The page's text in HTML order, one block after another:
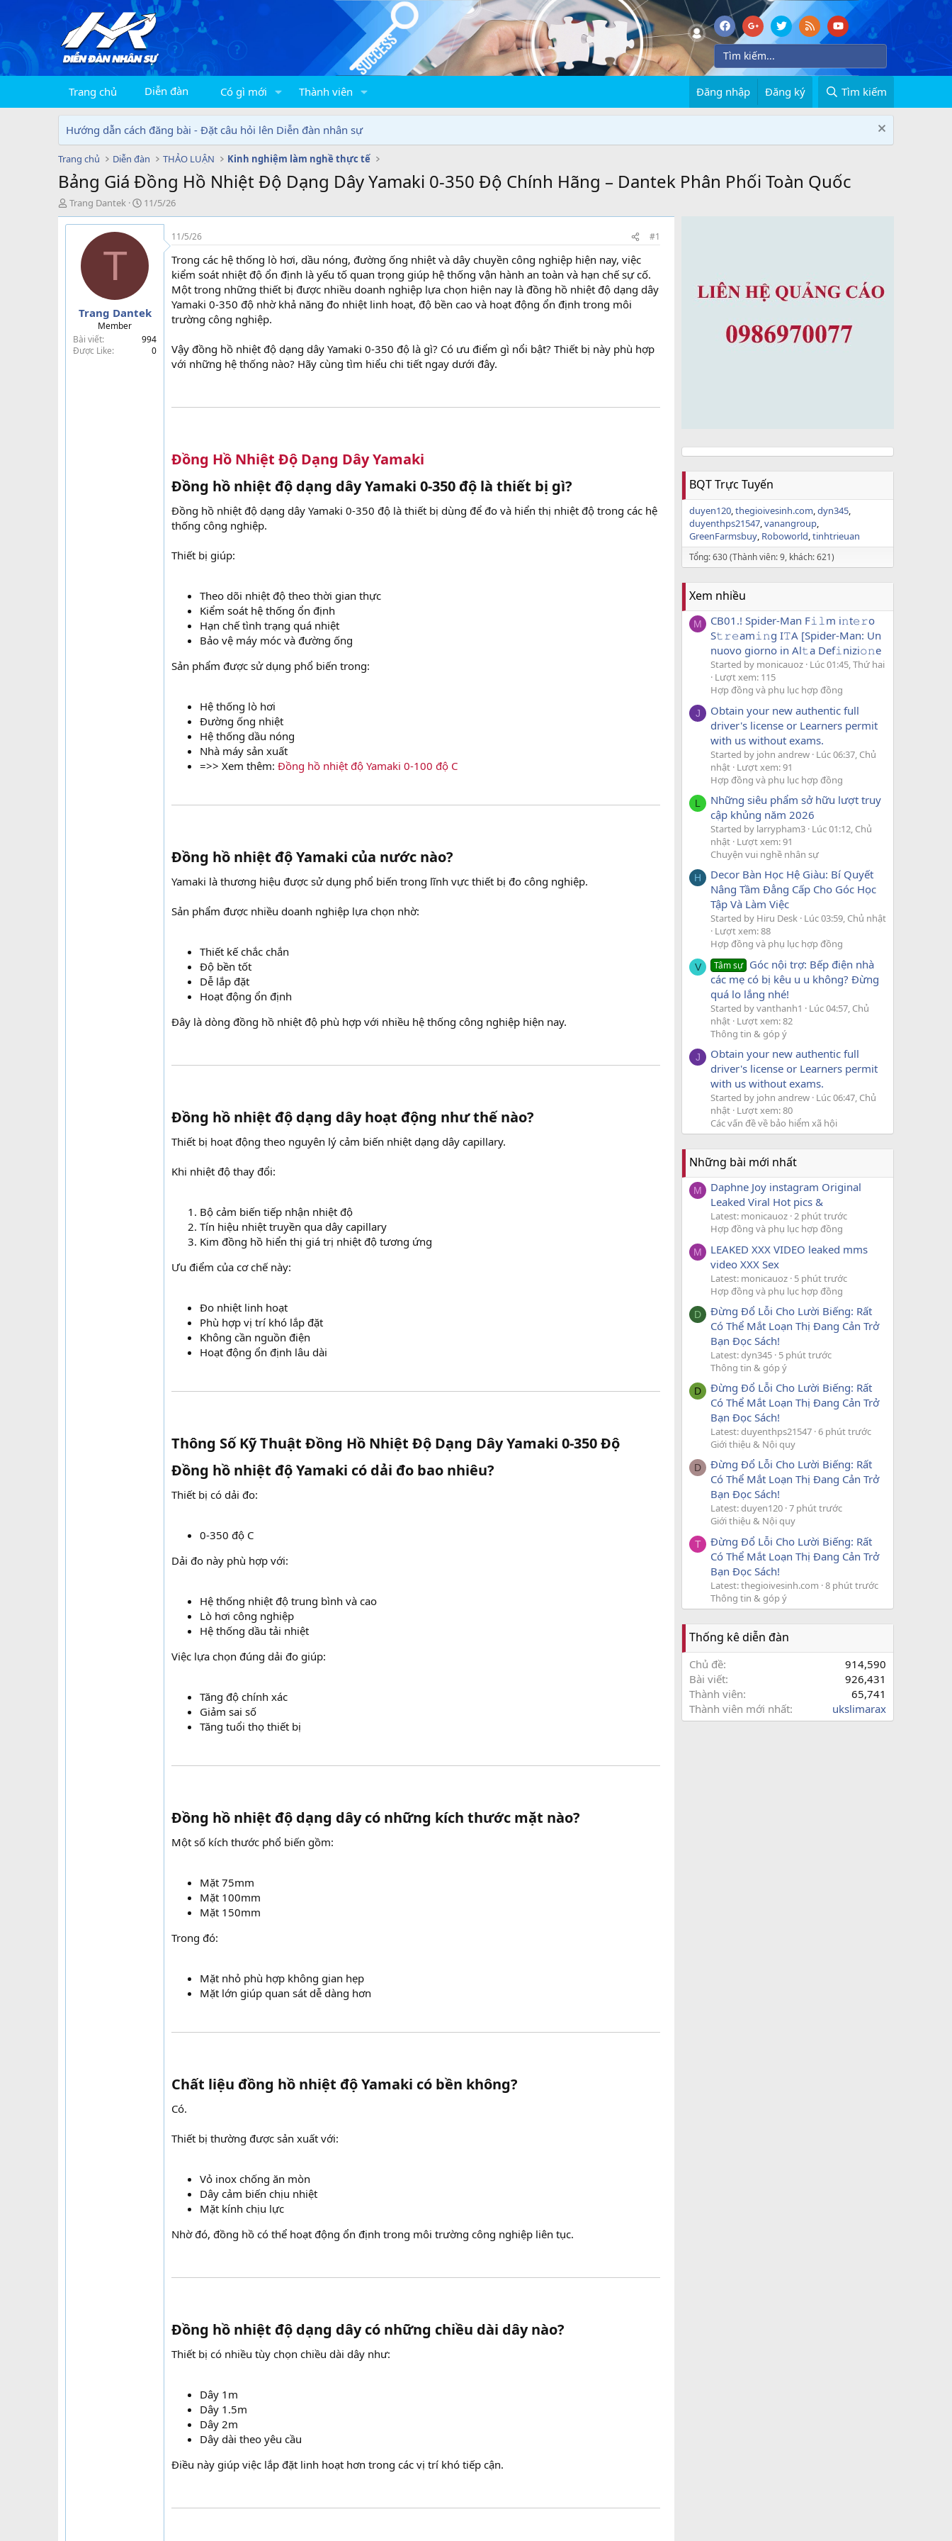
Trang chủ Diễn đàn Có gì mới Thành viên Đăng nhập Đăng ký Tìm kiếm
Hướng dẫn cách đăng bài - Đặt câu hỏi lên Diễn đàn nhân sự
Trang chủ Diễn đàn THẢO LUẬN Kinh nghiệm làm nghề thực tế
Bảng Giá Đồng Hồ Nhiệt Độ Dạng Dây Yamaki 0-350 Độ Chính Hãng – Dantek Phân Phối Toàn Quốc
T
h
r
Trang Dantek
N
g
à
g
ử
i
11/5/26
T
Trang Dantek
Member
Bài viết
994
Được Like
0
11/5/26 #1
Trong các hệ thống lò hơi, dầu nóng, đường ống nhiệt và dây chuyền công nghiệp hiện nay, việc
kiểm soát nhiệt độ ổn định là yếu tố quan trọng giúp hệ thống vận hành an toàn và hạn chế sự cố.
Một trong những thiết bị được nhiều doanh nghiệp lựa chọn hiện nay là đồng hồ nhiệt độ dạng dây
Yamaki 0-350 độ nhờ khả năng đo nhiệt linh hoạt, độ bền cao và hoạt động ổn định trong môi
trường công nghiệp.
Vậy đồng hồ nhiệt độ dạng dây Yamaki 0-350 độ là gì? Có ưu điểm gì nổi bật? Thiết bị này phù hợp
với những hệ thống nào? Hãy cùng tìm hiểu chi tiết ngay dưới đây.
Đồng Hồ Nhiệt Độ Dạng Dây Yamaki
Đồng hồ nhiệt độ dạng dây Yamaki 0-350 độ là thiết bị gì?​
Đồng hồ nhiệt độ dạng dây Yamaki 0-350 độ là thiết bị dùng để đo và hiển thị nhiệt độ trong các hệ
thống công nghiệp.
Thiết bị giúp:
Theo dõi nhiệt độ theo thời gian thực
Kiểm soát hệ thống ổn định
Hạn chế tình trạng quá nhiệt
Bảo vệ máy móc và đường ống
Sản phẩm được sử dụng phổ biến trong:
Hệ thống lò hơi
Đường ống nhiệt
Hệ thống dầu nóng
Nhà máy sản xuất
=>> Xem thêm: Đồng hồ nhiệt độ Yamaki 0-100 độ C
Đồng hồ nhiệt độ Yamaki của nước nào?​
Yamaki là thương hiệu được sử dụng phổ biến trong lĩnh vực thiết bị đo công nghiệp.
Sản phẩm được nhiều doanh nghiệp lựa chọn nhờ:
Thiết kế chắc chắn
Độ bền tốt
Dễ lắp đặt
Hoạt động ổn định
Đây là dòng đồng hồ nhiệt độ phù hợp với nhiều hệ thống công nghiệp hiện nay.
Đồng hồ nhiệt độ dạng dây hoạt động như thế nào?​
Thiết bị hoạt động theo nguyên lý cảm biến nhiệt dạng dây capillary.
Khi nhiệt độ thay đổi:
Bộ cảm biến tiếp nhận nhiệt độ
Tín hiệu nhiệt truyền qua dây capillary
Kim đồng hồ hiển thị giá trị nhiệt độ tương ứng
Ưu điểm của cơ chế này:
Đo nhiệt linh hoạt
Phù hợp vị trí khó lắp đặt
Không cần nguồn điện
Hoạt động ổn định lâu dài
Thông Số Kỹ Thuật Đồng Hồ Nhiệt Độ Dạng Dây Yamaki 0-350 Độ​
Đồng hồ nhiệt độ Yamaki có dải đo bao nhiêu?​
Thiết bị có dải đo:
0-350 độ C
Dải đo này phù hợp với:
Hệ thống nhiệt độ trung bình và cao
Lò hơi công nghiệp
Hệ thống dầu tải nhiệt
Việc lựa chọn đúng dải đo giúp:
Tăng độ chính xác
Giảm sai số
Tăng tuổi thọ thiết bị
Đồng hồ nhiệt độ dạng dây có những kích thước mặt nào?​
Một số kích thước phổ biến gồm:
Mặt 75mm
Mặt 100mm
Mặt 150mm
Trong đó:
Mặt nhỏ phù hợp không gian hẹp
Mặt lớn giúp quan sát dễ dàng hơn
Chất liệu đồng hồ nhiệt độ Yamaki có bền không?​
Có.
Thiết bị thường được sản xuất với:
Vỏ inox chống ăn mòn
Dây cảm biến chịu nhiệt
Mặt kính chịu lực
Nhờ đó, đồng hồ có thể hoạt động ổn định trong môi trường công nghiệp liên tục.
Đồng hồ nhiệt độ dạng dây có những chiều dài dây nào?​
Thiết bị có nhiều tùy chọn chiều dài dây như:
Dây 1m
Dây 1.5m
Dây 2m
Dây dài theo yêu cầu
Điều này giúp việc lắp đặt linh hoạt hơn trong các vị trí khó tiếp cận.
BQT Trực Tuyến
duyen120 thegioivesinh.com dyn345
duyenthps21547 vanangroup
GreenFarmsbuy Roboworld tinhtrieuan
Tổng: 630 (Thành viên: 9, khách: 621)
Xem nhiều
M
CB01.! Spider-Man F𝚒𝚕m i𝚗t𝚎𝚛o
S𝚝𝚛𝚎am𝚒𝚗g I𝚃A [Spider-Man: Un
nuovo giorno in Al𝚝a Def𝚒nizi𝚘𝚗e
Started by monicauoz Lúc 01:45, Thứ hai
Lượt xem: 115
Hợp đồng và phụ lục hợp đồng
J
Obtain your new authentic full
driver's license or Learners permit
with us without exams.
Started by john andrew Lúc 06:37, Chủ
nhật Lượt xem: 91
Hợp đồng và phụ lục hợp đồng
L
Những siêu phẩm sở hữu lượt truy
cập khủng năm 2026
Started by larrypham3 Lúc 01:12, Chủ
nhật Lượt xem: 91
Chuyện vui nghề nhân sự
H
Decor Bàn Học Hệ Giàu: Bí Quyết
Nâng Tầm Đẳng Cấp Cho Góc Học
Tập Và Làm Việc
Started by Hiru Desk Lúc 03:59, Chủ nhật
Lượt xem: 88
Hợp đồng và phụ lục hợp đồng
V Tâm sự Góc nội trợ: Bếp điện nhà
các mẹ có bị kêu u u không? Đừng
quá lo lắng nhé!
Started by vanthanh1
Lúc 04:57, Chủ
nhật Lượt xem: 82
Thông tin & góp ý
J
Obtain your new authentic full
driver's license or Learners permit
with us without exams.
Started by john andrew Lúc 06:47, Chủ
nhật Lượt xem: 80
Các vấn đề về bảo hiểm xã hội
Những bài mới nhất
M
Daphne Joy instagram Original
Leaked Viral Hot pics &
Latest: monicauoz 2 phút trước
Hợp đồng và phụ lục hợp đồng
M
LEAKED XXX VIDEO leaked mms
video XXX Sex
Latest: monicauoz 5 phút trước
Hợp đồng và phụ lục hợp đồng
D
Đừng Đổ Lỗi Cho Lười Biếng: Rất
Có Thể Mắt Loạn Thị Đang Cản Trở
Bạn Đọc Sách!
Latest: dyn345 5 phút trước
Thông tin & góp ý
D
Đừng Đổ Lỗi Cho Lười Biếng: Rất
Có Thể Mắt Loạn Thị Đang Cản Trở
Bạn Đọc Sách!
Latest: duyenthps21547 6 phút trước
Giới thiệu & Nội quy
D
Đừng Đổ Lỗi Cho Lười Biếng: Rất
Có Thể Mắt Loạn Thị Đang Cản Trở
Bạn Đọc Sách!
Latest: duyen120 7 phút trước
Giới thiệu & Nội quy
T
Đừng Đổ Lỗi Cho Lười Biếng: Rất
Có Thể Mắt Loạn Thị Đang Cản Trở
Bạn Đọc Sách!
Latest: thegioivesinh.com 8 phút trước
Thông tin & góp ý
Thống kê diễn đàn
Chủ đề
914,590
Bài viết
926,431
Thành viên
65,741
Thành viên mới nhất
ukslimarax